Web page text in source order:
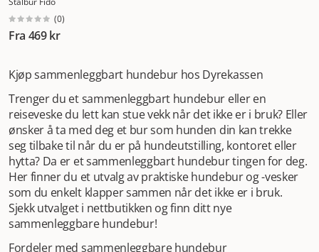
metall. Vi må understreke at myke bur ikke er
kollisjonstestet og dermed ingen fullverdig erstatning for
et skikkelig bilbur. Hvis du bare trenger et alternativ til en
sted du er på besøk, kan et sammenleggbart hundebur
likevel være et utmerket valg. Her kan du nemlig holde
hunden trygt på plass, og den kan bruke buret som
soveplass. Når du velger et bur, bør du dessuten sjekke at
det har godt med lufting.Sammenleggbare hunderbur i
ulike størrelserSammenleggbare hundebur får du kjøpt i
ulike størrelser, slik at det er mulig å finne noe som passer
både små og store hunder. Til små hunder får du kjøpt
bur av både canvasstoff, hardcase-modeller og metallbur,
mens de største burene som regel er i stoff eller laget av
metallgitter. De aller minste burene er lette å ta med seg
på tur, og du vil også kunne velge blant et stort utvalg av
(0)
Fra 469 kr
Kjøp sammenleggbart hundebur hos Dyrekassen
Trenger du et sammenleggbart hundebur eller en
reiseveske du lett kan stue vekk når det ikke er i bruk? Eller
ønsker å ta med deg et bur som hunden din kan trekke
seg tilbake til når du er på hundeutstilling, kontoret eller
hytta? Da er et sammenleggbart hundebur tingen for deg.
Her finner du et utvalg av praktiske hundebur og -vesker
som du enkelt klapper sammen når det ikke er i bruk.
Sjekk utvalget i nettbutikken og finn ditt nye
sammenleggbare hundebur!
Fordeler med sammenleggbare hundebur